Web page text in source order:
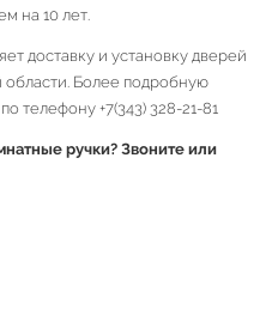
на 10 лет.
доставку и установку дверей
области. Более подробную
телефону +7(343) 328-21-81
ручки? Звоните или